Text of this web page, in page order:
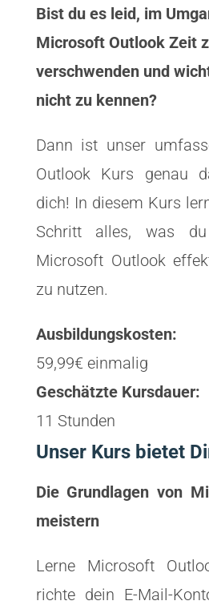
Bist du es leid, im
Microsoft Outlook Zeit
verschwenden und
nicht zu kennen?
Dann ist unser
Outlook Kurs genau
dich! In diesem Kurs
Schritt alles, was
Microsoft Outlook
zu nutzen.
Ausbildungskosten:
59,99€ einmalig
Geschätzte Kursdauer:
11 Stunden
Unser Kurs bietet
Die Grundlagen von
meistern
Lerne Microsoft
richte dein E-Mail-